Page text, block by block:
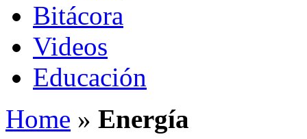
Bitácora
Videos
Educación
Home » Energía